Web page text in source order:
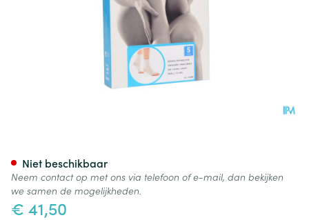
€ 41,50
Niet beschikbaar
Neem contact op met ons via telefoon of e-mail, dan bekijken
we samen de mogelijkheden.